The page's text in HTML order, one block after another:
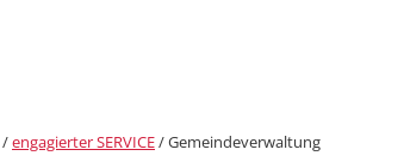
/engagierter SERVICE/Gemeindeverwaltung